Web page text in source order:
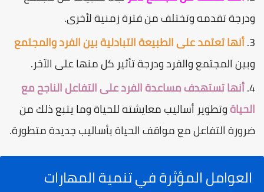
ودرجة تقدمه وتختلف من فترة زمنية لأخرى.
أنها تعتمد على الطبيعة التبادلية بين الفرد والمجتمع
وبين المجتمع والفرد ودرجة تأثير كل منها على الآخر.
أنها تستهدف مساعدة الفرد على التفاعل الناجح مع
الحياةوتطوير أساليب معايشته للحياة وما يتبع ذلك من
ضرورة التفاعل مع مواقف الحياة بأساليب جديدة متطورة.
العوامل المؤثرة في تنمية المهارات